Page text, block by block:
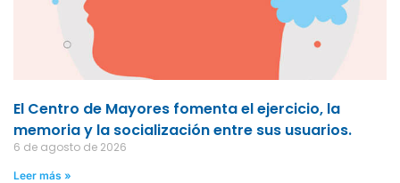
El Centro de Mayores fomenta el ejercicio, la
memoria y la socialización entre sus usuarios.
6 de agosto de 2026
Leer más »